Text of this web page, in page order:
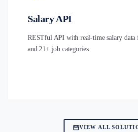
Salary API
RESTful API with real-time salary data
and 21+ job categories.
storefrontVIEW ALL